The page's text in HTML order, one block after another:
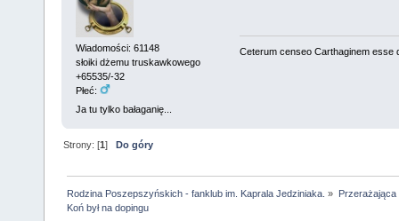
Wiadomości: 61148
słoiki dżemu truskawkowego
+65535/-32
Płeć:
Ja tu tylko bałaganię...
Ceterum censeo Carthaginem esse
Strony: [1]Do góry
Rodzina Poszepszyńskich - fanklub im. Kaprala Jedziniaka. » Przerażająca
Koń był na dopingu